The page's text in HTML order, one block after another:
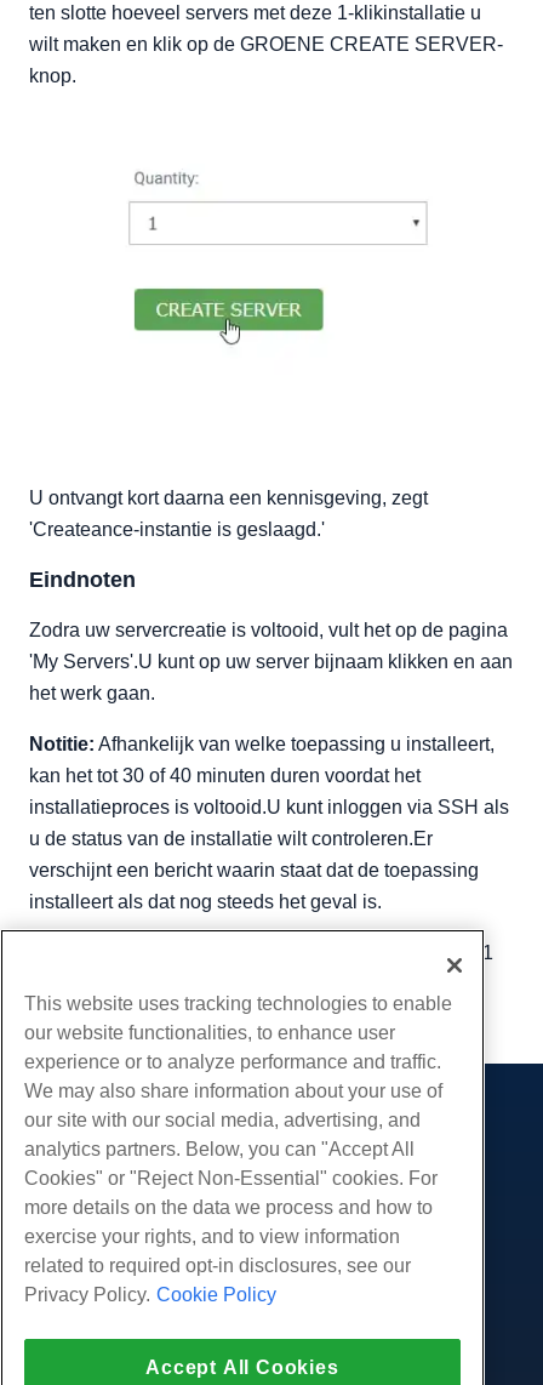
ten slotte hoeveel servers met deze 1-klikinstallatie u
wilt maken en klik op de GROENE CREATE SERVER-
knop.
U ontvangt kort daarna een kennisgeving, zegt
'Createance-instantie is geslaagd.'
Eindnoten
Zodra uw servercreatie is voltooid, vult het op de pagina
'My Servers'.U kunt op uw server bijnaam klikken en aan
het werk gaan.
Notitie: Afhankelijk van welke toepassing u installeert,
kan het tot 30 of 40 minuten duren voordat het
installatieproces is voltooid.U kunt inloggen via SSH als
u de status van de installatie wilt controleren.Er
verschijnt een bericht waarin staat dat de toepassing
installeert als dat nog steeds het geval is.
oktober 19, 2021
Kopiëren URL
Producten
Web hosting
Zakelijke hosting
White Label-wederverkoper
Beheerde Linux VPS
Onbeheerde Windows VPS
Diensten
Website-migraties
Gemeenschap
Productdocumentatie
Tutorials
Bedrijf
Over ons
Neem contact op
Ondersteuning
This website uses tracking technologies to enable
our website functionalities, to enhance user
experience or to analyze performance and traffic.
We may also share information about your use of
our site with our social media, advertising, and
analytics partners. Below, you can "Accept All
Cookies" or "Reject Non-Essential" cookies. For
more details on the data we process and how to
exercise your rights, and to view information
related to required opt-in disclosures, see our
Privacy Policy. Cookie Policy
Accept All Cookies